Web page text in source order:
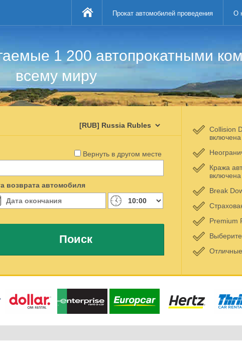
Прокат автомобилей проведения О
1 200 автопрокатными
всему миру
Вернуть в другом месте
возврата автомобиля
Поиск
Collision
включена
Кража
включена
Break
Premium